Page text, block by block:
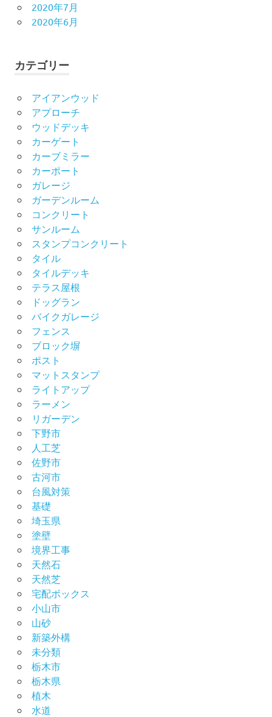
2020年7月
2020年6月
カテゴリー
アイアンウッド
アプローチ
ウッドデッキ
カーゲート
カーブミラー
カーポート
ガレージ
ガーデンルーム
コンクリート
サンルーム
スタンプコンクリート
タイル
タイルデッキ
テラス屋根
ドッグラン
バイクガレージ
フェンス
ブロック塀
ポスト
マットスタンプ
ライトアップ
ラーメン
リガーデン
下野市
人工芝
佐野市
古河市
台風対策
基礎
埼玉県
塗壁
境界工事
天然石
天然芝
宅配ボックス
小山市
山砂
新築外構
未分類
栃木市
栃木県
植木
水道